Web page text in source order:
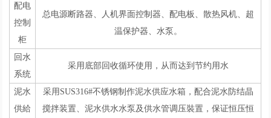
配电
控制
柜
总电源断路器、人机界面控制器、配电板、散热风机、超
温保护器、水泵。
回水
系统
采用底部回收循环使用，从而达到节约用水
泥水
供給
采用SUS316#不锈钢制作泥水供应水箱，配合泥水防结晶
搅拌装置、泥水供水水泵及供水管调压裝置，保证恒压恒